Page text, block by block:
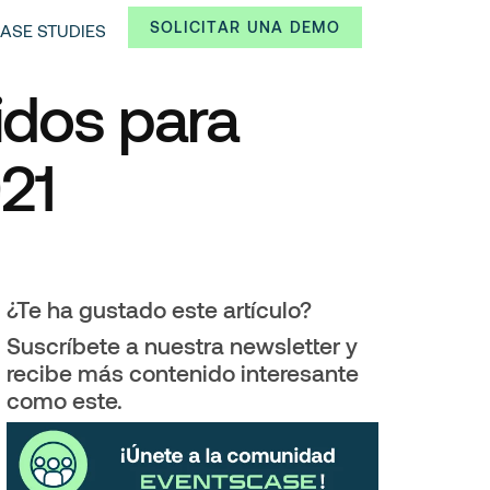
SOLICITAR UNA DEMO
STUDIES
para
¿Te ha gustado este artículo?
Suscríbete a nuestra newsletter y
recibe más contenido interesante
como este.